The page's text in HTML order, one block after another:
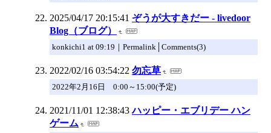
2025/04/17 20:15:41 ぞうが大すきだー - livedoor
Blog（ブログ）
konkichi1 at 09:19｜Permalink│Comments(3)
2022/02/16 03:54:22 勿忘草
2022年2月16日 0:00～15:00(予定)
2021/11/01 12:38:43 ハッピー・エブリデー ハン
ゲーム